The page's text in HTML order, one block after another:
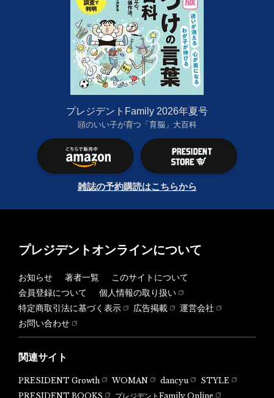
プレジデントFamily 2026年夏号
頭のいい子が育つ「育脳」大百科
雑誌の予約購読はこちらから
プレジデントオンラインについて
お知らせ 著者一覧
このサイトについて
会員登録について
個人情報の取り扱い
特定商取引法に基づく表示
広告掲載
運営会社
お問い合わせ
関連サイト
PRESIDENT Growth WOMAN dancyu
STYLE
PRESIDENT BOOKS
プレジデントFamily Online